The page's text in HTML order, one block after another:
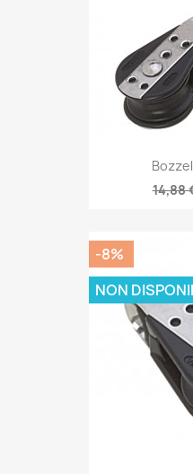
14,88
-8%
NON